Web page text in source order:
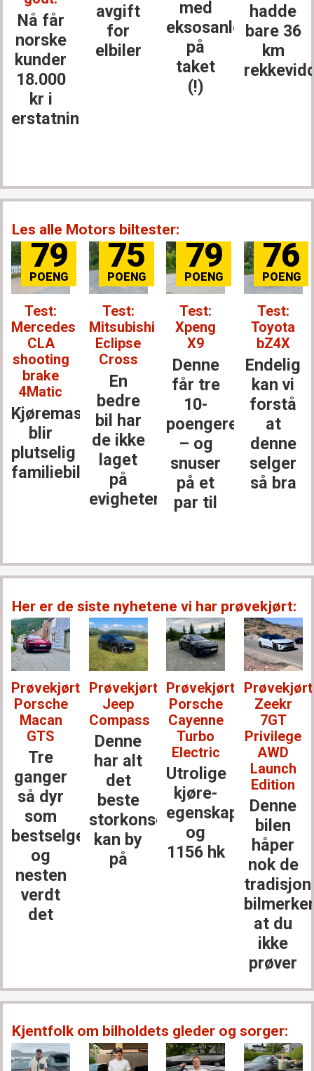
Nå får
norske
kunder
18.000
kr i
erstatning
avgift
for
elbiler
med
eksosanlegget
på
taket
(!)
hadde
bare 36
km
Les alle Motors biltester:
79
Test:
Mercedes
CLA
shooting
brake
4Matic
Kjøremaskinen
blir
plutselig
familiebil
75
Test:
Mitsubishi
Eclipse
Cross
En
bedre
bil har
de ikke
laget
på
evigheter
79
Test:
Xpeng
X9
Denne
får tre
10-
poengere
– og
snuser
på et
par til
76
Test:
Toyota
bZ4X
Endelig
kan vi
forstå
at
denne
selger
så bra
Her er de siste nyhetene vi har prøvekjørt:
Prøvekjørt:
Porsche
Macan
GTS
Tre
ganger
så dyr
som
bestselgerne
og
nesten
verdt
det
Prøvekjørt:
Jeep
Compass
Denne
har alt
det
beste
storkonsernet
kan by
på
Prøvekjørt:
Porsche
Cayenne
Turbo
Electric
Utrolige
kjøre­
egenskaper
og
1156 hk
Zeekr
7GT
Privilege
AWD
Launch
Edition
Denne
bilen
håper
nok de
at du
ikke
prøver
Kjentfolk om bilholdets gleder og sorger: